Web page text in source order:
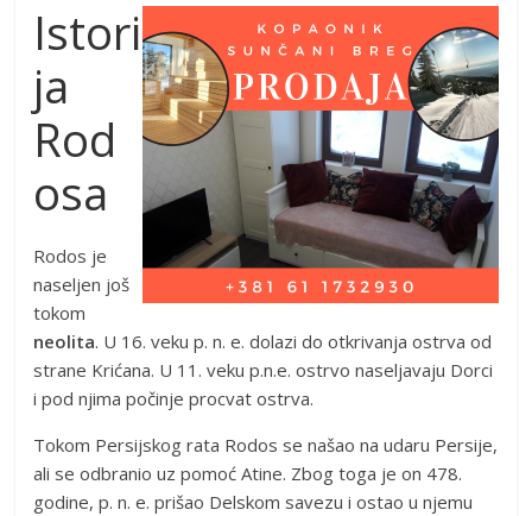
Istori
ja
Rod
osa
Rodos je
naseljen još
tokom
neolita. U 16. veku p. n. e. dolazi do otkrivanja ostrva od
strane Krićana. U 11. veku p.n.e. ostrvo naseljavaju Dorci
i pod njima počinje procvat ostrva.
Tokom Persijskog rata Rodos se našao na udaru Persije,
ali se odbranio uz pomoć Atine. Zbog toga je on 478.
godine, p. n. e. prišao Delskom savezu i ostao u njemu